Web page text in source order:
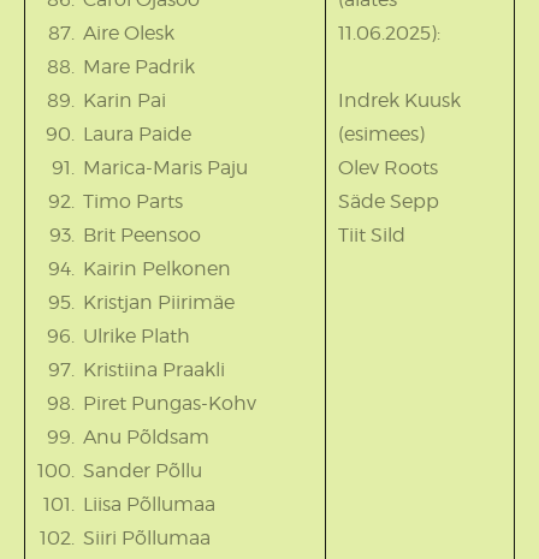
Aire Olesk
Mare Padrik
Karin Pai
Laura Paide
Marica-Maris Paju
Timo Parts
Brit Peensoo
Kairin Pelkonen
Kristjan Piirimäe
Ulrike Plath
Kristiina Praakli
Piret Pungas-Kohv
Anu Põldsam
Sander Põllu
Liisa Põllumaa
Siiri Põllumaa
11.06.2025):
Indrek Kuusk
(esimees)
Olev Roots
Säde Sepp
Tiit Sild